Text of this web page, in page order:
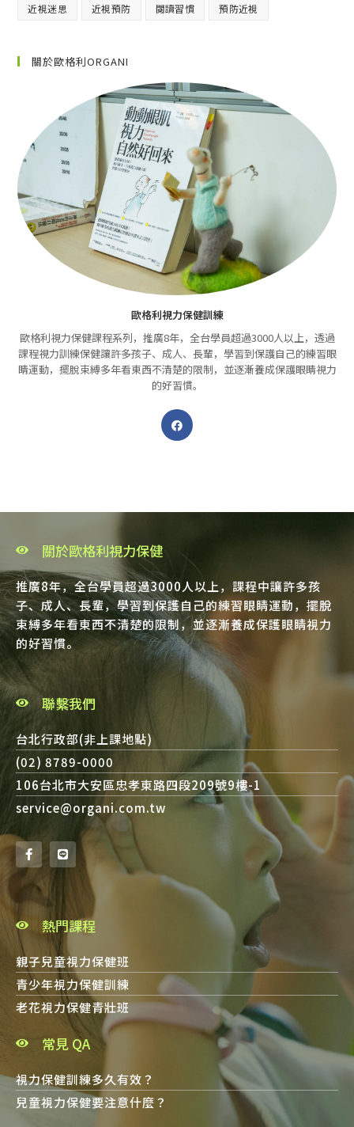
近視迷思 近視預防 閱讀習慣 預防近視
關於歐格利ORGANI
歐格利視力保健訓練
歐格利視力保健課程系列，推廣8年，全台學員超過3000人以上，透過
課程視力訓練保健讓許多孩子、成人、長輩，學習到保護自己的練習眼
睛運動，擺脫束縛多年看東西不清楚的限制，並逐漸養成保護眼睛視力
的好習慣。
關於歐格利視力保健
推廣8年，全台學員超過3000人以上，課程中讓許多孩
子、成人、長輩，學習到保護自己的練習眼睛運動，擺脫
束縛多年看東西不清楚的限制，並逐漸養成保護眼睛視力
的好習慣。
聯繫我們
台北行政部(非上課地點)
(02) 8789-0000
106台北市大安區忠孝東路四段209號9樓-1
service@organi.com.tw
熱門課程
親子兒童視力保健班
青少年視力保健訓練
老花視力保健青壯班
常見 QA
視力保健訓練多久有效？
兒童視力保健要注意什麼？